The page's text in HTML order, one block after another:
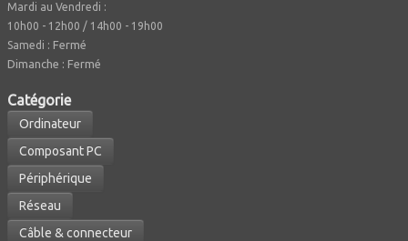
Mardi au Vendredi :
10h00 - 12h00 / 14h00 - 19h00
Samedi : Fermé
Dimanche : Fermé
Catégorie
Ordinateur
Composant PC
Périphérique
Réseau
Câble & connecteur